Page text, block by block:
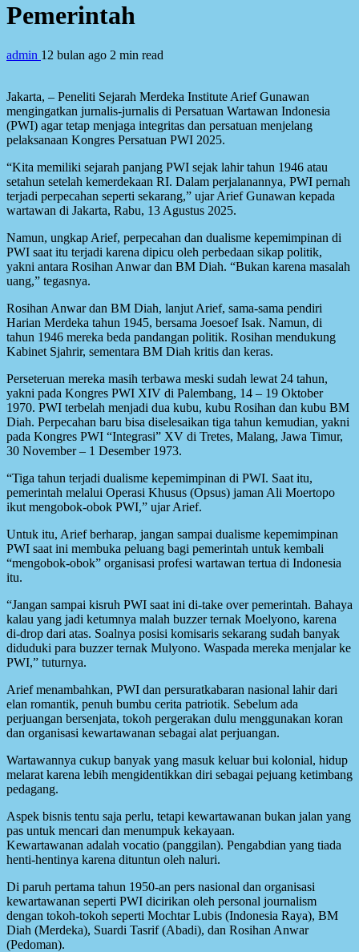
Pemerintah
admin 12 bulan ago 2 min read
Jakarta, – Peneliti Sejarah Merdeka Institute Arief Gunawan
mengingatkan jurnalis-jurnalis di Persatuan Wartawan Indonesia
(PWI) agar tetap menjaga integritas dan persatuan menjelang
pelaksanaan Kongres Persatuan PWI 2025.
“Kita memiliki sejarah panjang PWI sejak lahir tahun 1946 atau
setahun setelah kemerdekaan RI. Dalam perjalanannya, PWI pernah
terjadi perpecahan seperti sekarang,” ujar Arief Gunawan kepada
wartawan di Jakarta, Rabu, 13 Agustus 2025.
Namun, ungkap Arief, perpecahan dan dualisme kepemimpinan di
PWI saat itu terjadi karena dipicu oleh perbedaan sikap politik,
yakni antara Rosihan Anwar dan BM Diah. “Bukan karena masalah
uang,” tegasnya.
Rosihan Anwar dan BM Diah, lanjut Arief, sama-sama pendiri
Harian Merdeka tahun 1945, bersama Joesoef Isak. Namun, di
tahun 1946 mereka beda pandangan politik. Rosihan mendukung
Kabinet Sjahrir, sementara BM Diah kritis dan keras.
Perseteruan mereka masih terbawa meski sudah lewat 24 tahun,
yakni pada Kongres PWI XIV di Palembang, 14 – 19 Oktober
1970. PWI terbelah menjadi dua kubu, kubu Rosihan dan kubu BM
Diah. Perpecahan baru bisa diselesaikan tiga tahun kemudian, yakni
pada Kongres PWI “Integrasi” XV di Tretes, Malang, Jawa Timur,
30 November – 1 Desember 1973.
“Tiga tahun terjadi dualisme kepemimpinan di PWI. Saat itu,
pemerintah melalui Operasi Khusus (Opsus) jaman Ali Moertopo
ikut mengobok-obok PWI,” ujar Arief.
Untuk itu, Arief berharap, jangan sampai dualisme kepemimpinan
PWI saat ini membuka peluang bagi pemerintah untuk kembali
“mengobok-obok” organisasi profesi wartawan tertua di Indonesia
itu.
“Jangan sampai kisruh PWI saat ini di-take over pemerintah. Bahaya
kalau yang jadi ketumnya malah buzzer ternak Moelyono, karena
di-drop dari atas. Soalnya posisi komisaris sekarang sudah banyak
diduduki para buzzer ternak Mulyono. Waspada mereka menjalar ke
PWI,” tuturnya.
Arief menambahkan, PWI dan persuratkabaran nasional lahir dari
elan romantik, penuh bumbu cerita patriotik. Sebelum ada
perjuangan bersenjata, tokoh pergerakan dulu menggunakan koran
dan organisasi kewartawanan sebagai alat perjuangan.
Wartawannya cukup banyak yang masuk keluar bui kolonial, hidup
melarat karena lebih mengidentikkan diri sebagai pejuang ketimbang
pedagang.
Aspek bisnis tentu saja perlu, tetapi kewartawanan bukan jalan yang
pas untuk mencari dan menumpuk kekayaan.
Kewartawanan adalah vocatio (panggilan). Pengabdian yang tiada
henti-hentinya karena dituntun oleh naluri.
Di paruh pertama tahun 1950-an pers nasional dan organisasi
kewartawanan seperti PWI dicirikan oleh personal journalism
dengan tokoh-tokoh seperti Mochtar Lubis (Indonesia Raya), BM
Diah (Merdeka), Suardi Tasrif (Abadi), dan Rosihan Anwar
(Pedoman).